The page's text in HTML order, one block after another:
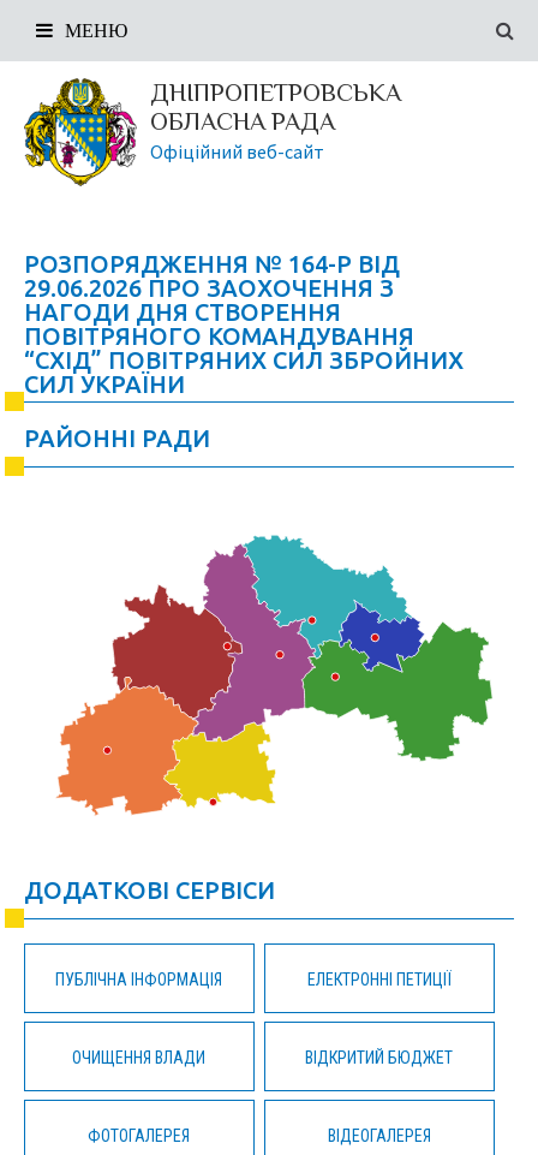
ДНІПРОПЕТРОВСЬКА
ОБЛАСНА РАДА
Офіційний веб-сайт
МЕНЮ
РОЗПОРЯДЖЕННЯ № 164-Р ВІД
29.06.2026 ПРО ЗАОХОЧЕННЯ З
НАГОДИ ДНЯ СТВОРЕННЯ
ПОВІТРЯНОГО КОМАНДУВАННЯ
“СХІД” ПОВІТРЯНИХ СИЛ ЗБРОЙНИХ
СИЛ УКРАЇНИ
РАЙОННІ РАДИ
ДОДАТКОВІ СЕРВІСИ
ПУБЛІЧНА ІНФОРМАЦІЯ ЕЛЕКТРОННІ ПЕТИЦІЇ
ОЧИЩЕННЯ ВЛАДИ ВІДКРИТИЙ БЮДЖЕТ
ФОТОГАЛЕРЕЯ ВІДЕОГАЛЕРЕЯ